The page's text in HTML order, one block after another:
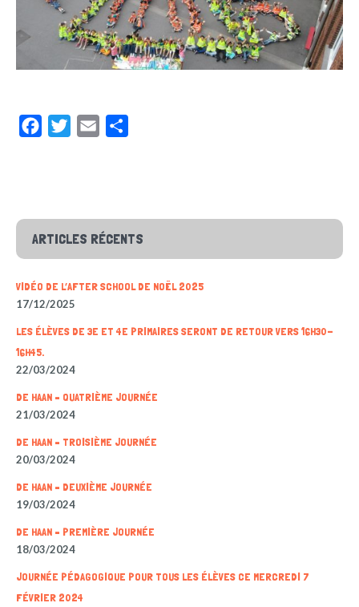
FacebookTwitterEmail
ARTICLES RÉCENTS
VIDÉO DE L’AFTER SCHOOL DE NOËL 2025
17/12/2025
LES ÉLÈVES DE 3E ET 4E PRIMAIRES SERONT DE RETOUR VERS 16H30-
16H45.
22/03/2024
DE HAAN – QUATRIÈME JOURNÉE
21/03/2024
DE HAAN – TROISIÈME JOURNÉE
20/03/2024
DE HAAN – DEUXIÈME JOURNÉE
19/03/2024
DE HAAN – PREMIÈRE JOURNÉE
18/03/2024
JOURNÉE PÉDAGOGIQUE POUR TOUS LES ÉLÈVES CE MERCREDI 7
FÉVRIER 2024